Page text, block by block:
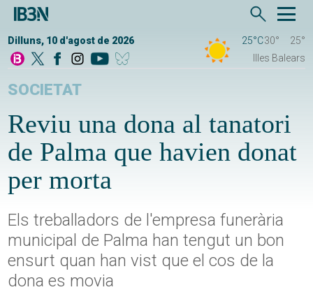
Dilluns, 10 d'agost de 2026 25°C30°
25°
Illes Balears
SOCIETAT
Reviu una dona al tanatori
de Palma que havien donat
per morta
Els treballadors de l'empresa funerària
municipal de Palma han tengut un bon
ensurt quan han vist que el cos de la
dona es movia